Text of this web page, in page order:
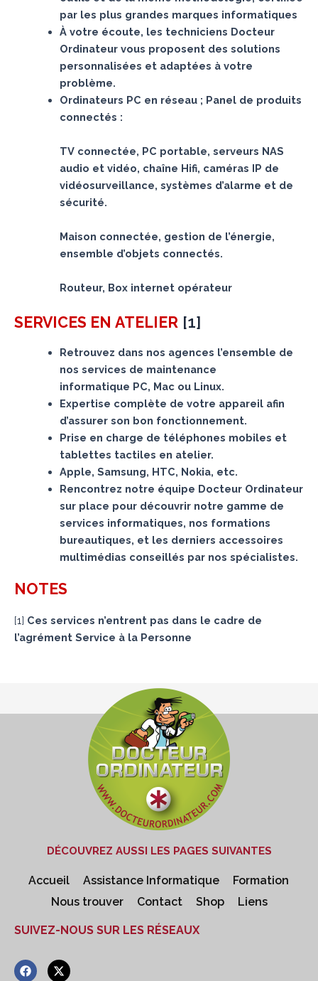
par les plus grandes marques informatiques
À votre écoute, les techniciens Docteur
Ordinateur vous proposent des solutions
personnalisées et adaptées à votre
problème.
Ordinateurs PC en réseau ; Panel de produits
connectés :
TV connectée, PC portable, serveurs NAS
audio et vidéo, chaîne Hifi, caméras IP de
vidéosurveillance, systèmes d’alarme et de
sécurité.
Maison connectée, gestion de l’énergie,
ensemble d’objets connectés.
Routeur, Box internet opérateur
SERVICES EN ATELIER [1]
Retrouvez dans nos agences l’ensemble de
nos services de maintenance
informatique PC, Mac ou Linux.
Expertise complète de votre appareil afin
d’assurer son bon fonctionnement.
Prise en charge de téléphones mobiles et
tablettes tactiles en atelier.
Apple, Samsung, HTC, Nokia, etc.
Rencontrez notre équipe Docteur Ordinateur
sur place pour découvrir notre gamme de
services informatiques, nos formations
bureautiques, et les derniers accessoires
multimédias conseillés par nos spécialistes.
NOTES
[1] Ces services n’entrent pas dans le cadre de
l’agrément Service à la Personne
DÉCOUVREZ AUSSI LES PAGES SUIVANTES
Accueil Assistance Informatique
Formation
Nous trouver
Contact Shop Liens
SUIVEZ-NOUS SUR LES RÉSEAUX
F
a
X
-